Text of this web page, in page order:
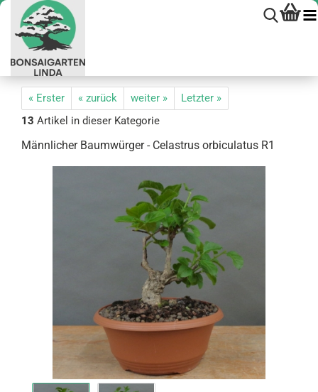
« Erster « zurück weiter »
Letzter »
13 Artikel in dieser Kategorie
Männ­li­cher Baum­wür­ger - Ce­last­rus or­bicu­la­tus R1